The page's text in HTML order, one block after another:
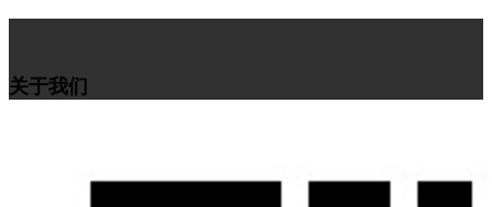
关于我们